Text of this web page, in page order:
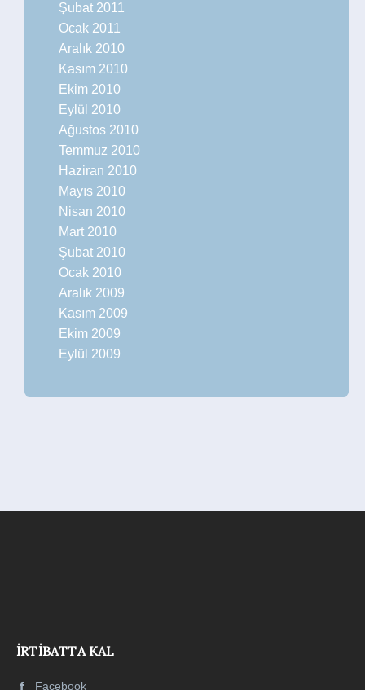
Şubat 2011
Ocak 2011
Aralık 2010
Kasım 2010
Ekim 2010
Eylül 2010
Ağustos 2010
Temmuz 2010
Haziran 2010
Mayıs 2010
Nisan 2010
Mart 2010
Şubat 2010
Ocak 2010
Aralık 2009
Kasım 2009
Ekim 2009
Eylül 2009
İRTIBATTA KAL
Facebook